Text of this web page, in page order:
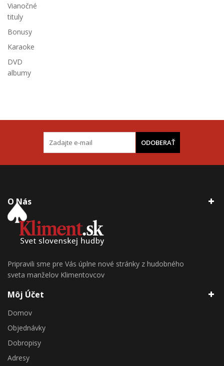
Vianočné
tituly
Bonusy
Karaoke
DVD
albumy
ODOBERAŤ
O Nás
Pripravili sme pre Vás úplne nové stránky z hudobného
sveta manželov Klimentovcov
Môj Účet
Domov
Objednávky
Dobropisy
Adresy